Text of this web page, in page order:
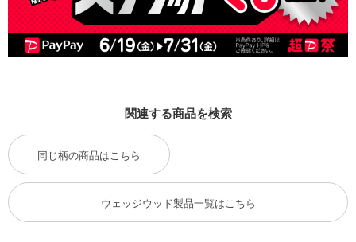
関連する商品を検索
同じ柄の商品はこちら
ウェッジウッド製品一覧はこちら